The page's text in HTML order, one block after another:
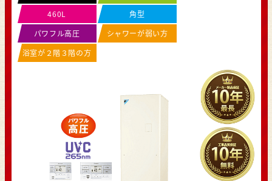
460L
角型
パワフル高圧
シャワーが弱い方
浴室が２階３階の方